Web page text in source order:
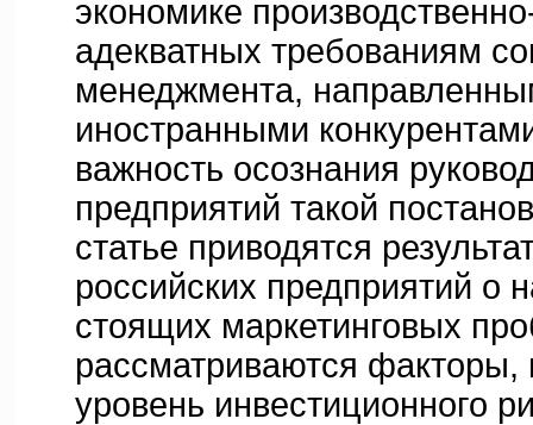
экономике
адекватных требованиям
менеджмента,
иностранными
важность осознания
предприятий такой
статье приводятся
российских предприятий о
стоящих маркетинговых
рассматриваются
уровень инвестиционного